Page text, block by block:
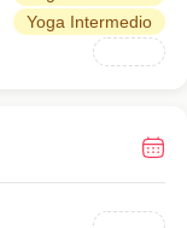
Yoga Intermedio